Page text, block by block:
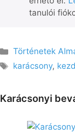
tanulói
Kategória
Történetek
Címkék
karácsony,
Karácsonyi